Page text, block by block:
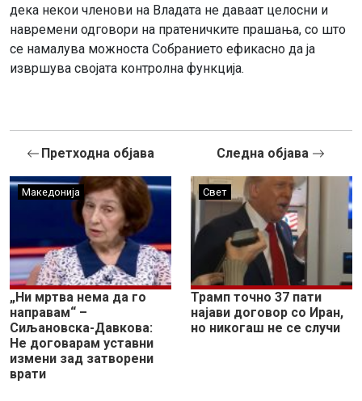
дека некои членови на Владата не даваат целосни и
навремени одговори на пратеничките прашања, со што
се намалува можноста Собранието ефикасно да ја
извршува својата контролна функција.
Претходна објава
Македонија
„Ни мртва нема да го
направам“ –
Сиљановска-Давкова:
Не договарам уставни
измени зад затворени
врати
Следна објава
Свет
Трамп точно 37 пати
најави договор со Иран,
но никогаш не се случи